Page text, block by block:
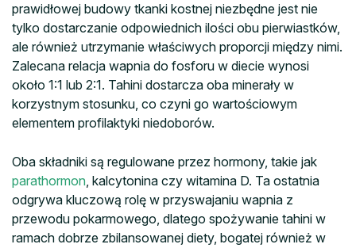
prawidłowej budowy tkanki kostnej niezbędne jest nie
tylko dostarczanie odpowiednich ilości obu pierwiastków,
ale również utrzymanie właściwych proporcji między nimi.
Zalecana relacja wapnia do fosforu w diecie wynosi
około 1:1 lub 2:1. Tahini dostarcza oba minerały w
korzystnym stosunku, co czyni go wartościowym
elementem profilaktyki niedoborów.
Oba składniki są regulowane przez hormony, takie jak
parathormon, kalcytonina czy witamina D. Ta ostatnia
odgrywa kluczową rolę w przyswajaniu wapnia z
przewodu pokarmowego, dlatego spożywanie tahini w
ramach dobrze zbilansowanej diety, bogatej również w